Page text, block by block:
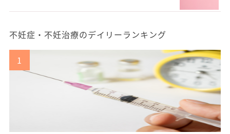
不妊症・不妊治療のデイリーランキング